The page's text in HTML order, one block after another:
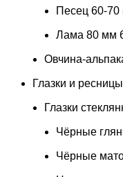
Песец 60-
Лама 80 мм
Овчина-
Глазки и ресницы
Глазки
Чёрные
Чёрные